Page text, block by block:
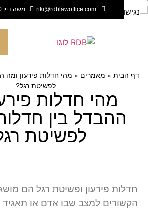
riki@rdblawoffice.com משה דיין 10, פתח תקווה
דף הבית » מאמרים » מהי חדלות פירעון ומה
לפשיטת רגל?
מהי חדלות
ההבדל בין
לפשיטת
חדלות פירעון ופשיטת רגל הם
הקשורים למצב שבו אדם או תאגיד